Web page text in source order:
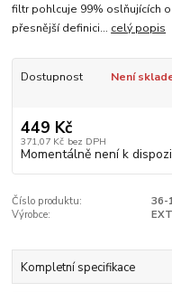
filtr pohlcuje 99% oslňujících
přesnější definici... celý popis
Dostupnost Není
449 Kč
371,07 Kč bez DPH
Momentálně není k
Číslo produktu:
36-
Výrobce:
Kompletní specifikace